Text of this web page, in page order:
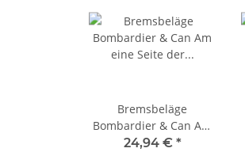
Bremsbeläge
Bombardier & Can Am
eine Seite der
24,94 € *